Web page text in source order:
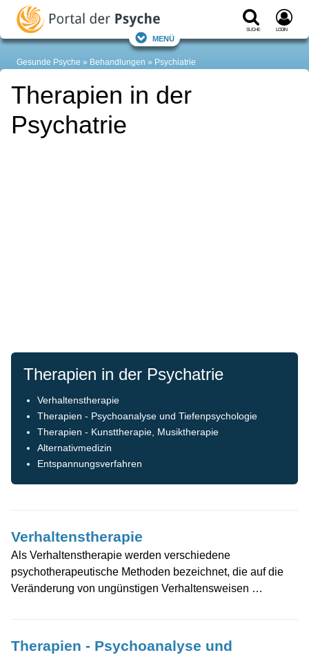
Suche Login
Menü
Gesunde Psyche Behandlungen Psychiatrie
Therapien in der
Psychatrie
Therapien in der Psychatrie
Verhaltenstherapie
Therapien - Psychoanalyse und Tiefenpsychologie
Therapien - Kunsttherapie, Musiktherapie
Alternativmedizin
Entspannungsverfahren
Verhaltenstherapie
Als Verhaltenstherapie werden verschiedene
psychotherapeutische Methoden bezeichnet, die auf die
Veränderung von ungünstigen Verhaltensweisen …
Therapien - Psychoanalyse und